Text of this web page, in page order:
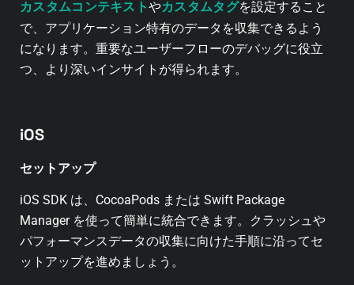
カスタムコンテキストやカスタムタグを設定すること
で、アプリケーション特有のデータを収集できるよう
になります。重要なユーザーフローのデバッグに役立
つ、より深いインサイトが得られます。
iOS
セットアップ
iOS SDK は、CocoaPods または Swift Package
Manager を使って簡単に統合できます。クラッシュや
パフォーマンスデータの収集に向けた手順に沿ってセ
ットアップを進めましょう。